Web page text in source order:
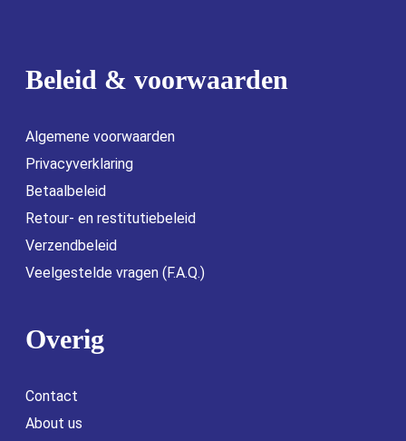
Beleid & voorwaarden
Algemene voorwaarden
Privacyverklaring
Betaalbeleid
Retour- en restitutiebeleid
Verzendbeleid
Veelgestelde vragen (F.A.Q.)
Overig
Contact
About us